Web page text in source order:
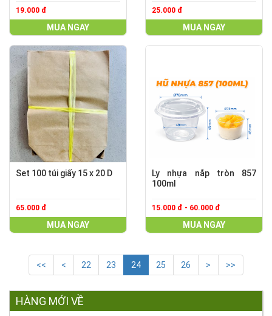
19.000 đ
MUA NGAY
25.000 đ
MUA NGAY
Set 100 túi giấy 15 x 20 D
65.000 đ
MUA NGAY
Ly nhựa nắp tròn 857
100ml
15.000 đ - 60.000 đ
MUA NGAY
<< < 22 23 24 25 26 > >>
HÀNG MỚI VỀ